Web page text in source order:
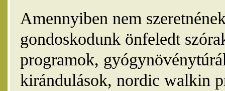
Amennyiben nem
gondoskodunk önfeledt
programok,
kirándulások, nordic walkin